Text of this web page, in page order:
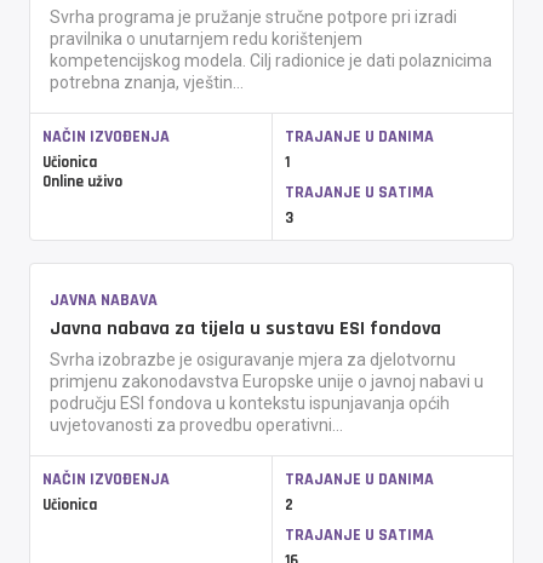
Svrha programa je pružanje stručne potpore pri izradi
pravilnika o unutarnjem redu korištenjem
kompetencijskog modela. Cilj radionice je dati polaznicima
potrebna znanja, vještin...
NAČIN IZVOĐENJA
Učionica
Online uživo
TRAJANJE U DANIMA
1
TRAJANJE U SATIMA
3
JAVNA NABAVA
Javna nabava za tijela u sustavu ESI fondova
Svrha izobrazbe je osiguravanje mjera za djelotvornu
primjenu zakonodavstva Europske unije o javnoj nabavi u
području ESI fondova u kontekstu ispunjavanja općih
uvjetovanosti za provedbu operativni...
NAČIN IZVOĐENJA
Učionica
TRAJANJE U DANIMA
2
TRAJANJE U SATIMA